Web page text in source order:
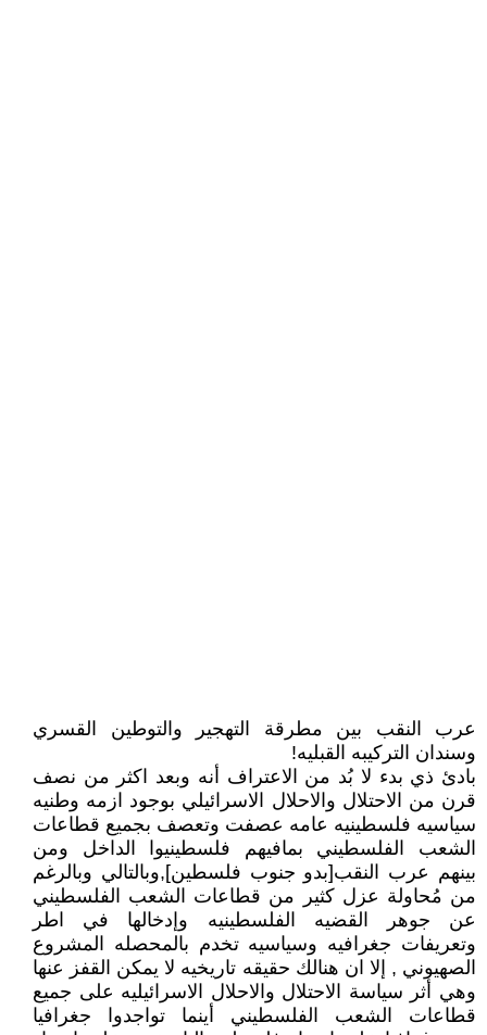
عرب النقب بين مطرقة التهجير والتوطين القسري
وسندان التركيبه القبليه!
بادئ ذي بدء لا بُد من الاعتراف أنه وبعد اكثر من نصف
قرن من الاحتلال والاحلال الاسرائيلي بوجود ازمه وطنيه
سياسيه فلسطينيه عامه عصفت وتعصف بجميع قطاعات
الشعب الفلسطيني بمافيهم فلسطينيوا الداخل ومن
بينهم عرب النقب[بدو جنوب فلسطين],وبالتالي وبالرغم
من مُحاولة عزل كثير من قطاعات الشعب الفلسطيني
عن جوهر القضيه الفلسطينيه وإدخالها في اطر
وتعريفات جغرافيه وسياسيه تخدم بالمحصله المشروع
الصهيوني , إلا ان هنالك حقيقه تاريخيه لا يمكن القفز عنها
وهي أثر سياسة الاحتلال والاحلال الاسرائيليه على جميع
قطاعات الشعب الفلسطيني أينما تواجدوا جغرافيا